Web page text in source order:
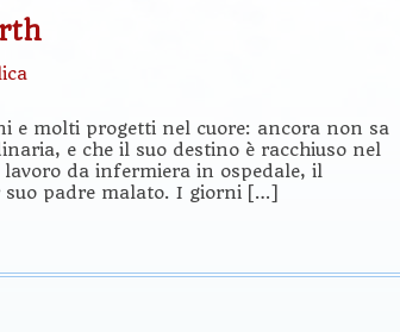
e molti progetti nel cuore: ancora non sa
e che il suo destino è racchiuso nel
lavoro da infermiera in ospedale, il
suo padre malato. I giorni […]